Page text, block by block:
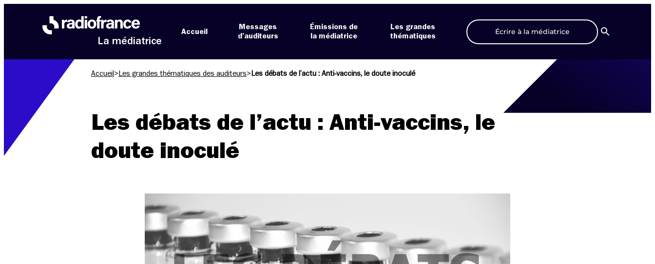
La médiatrice
Accueil
Messages
d’auditeurs
Émissions de
la médiatrice
Les grandes
thématiques
Écrire à la médiatrice
Recherche
Accueil > Les grandes thématiques des auditeurs> Les débats de l’actu : Anti-vaccins, le doute inoculé
Les débats de l’actu : Anti-vaccins, le
doute inoculé